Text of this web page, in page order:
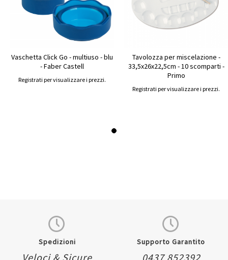
Vaschetta Click Go - multiuso - blu
- Faber Castell
Registrati per visualizzare i prezzi.
Tavolozza per miscelazione -
33,5x26x22,5cm - 10 scomparti -
Primo
Registrati per visualizzare i prezzi.
Spedizioni
Veloci & Sicure
Supporto Garantito
0437 852392